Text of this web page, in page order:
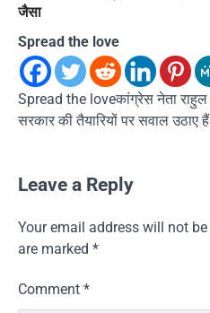
जैसा
Spread the love
Spread the loveकांग्रेस नेता राहुल
सरकार की तैयारियों पर सवाल उठाए
Leave a Reply
Your email address will not
are marked *
Comment *